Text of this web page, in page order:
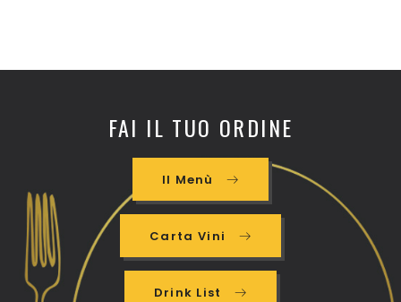
FAI IL TUO ORDINE
Il Menù
Carta Vini
Drink List